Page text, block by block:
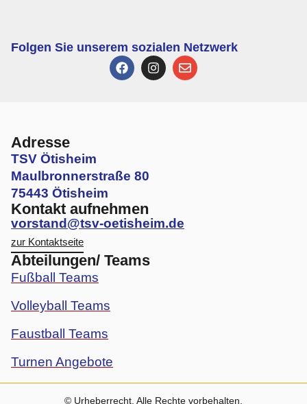
Folgen Sie unserem sozialen Netzwerk
Adresse
TSV Ötisheim
Maulbronnerstraße 80
75443 Ötisheim
Kontakt aufnehmen
vorstand@tsv-oetisheim.de
zur Kontaktseite
Abteilungen/ Teams
Fußball Teams
Volleyball Teams
Faustball Teams
Turnen Angebote
© Urheberrecht. Alle Rechte vorbehalten.